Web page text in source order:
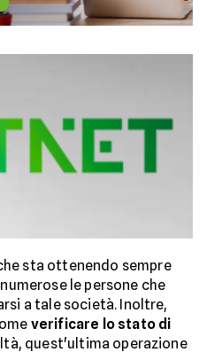
sta ottenendo sempre
le persone che
a tale società. Inoltre,
verificare lo stato di
quest'ultima operazione